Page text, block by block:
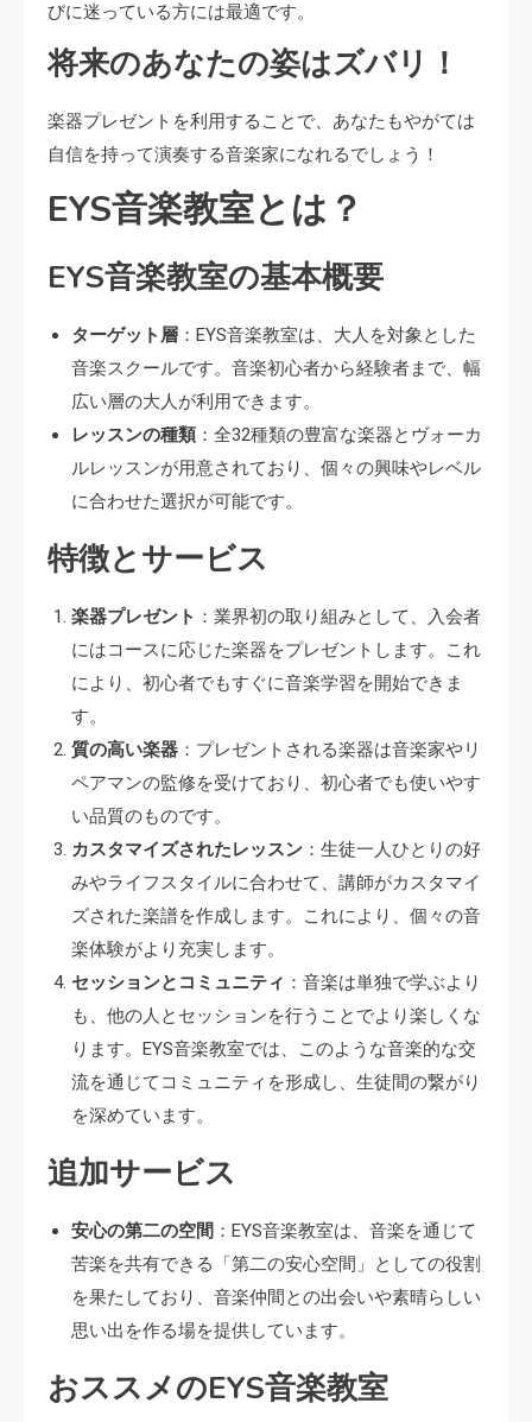
びに迷っている方には最適です。
将来のあなたの姿はズバリ！
楽器プレゼントを利用することで、あなたもやがては
自信を持って演奏する音楽家になれるでしょう！
EYS音楽教室とは？
EYS音楽教室の基本概要
ターゲット層 ：EYS音楽教室は、大人を対象とした
音楽スクールです。音楽初心者から経験者まで、幅
広い層の大人が利用できます。
レッスンの種類 ：全32種類の豊富な楽器とヴォーカ
ルレッスンが用意されており、個々の興味やレベル
に合わせた選択が可能です。
特徴とサービス
楽器プレゼント ：業界初の取り組みとして、入会者
にはコースに応じた楽器をプレゼントします。これ
により、初心者でもすぐに音楽学習を開始できま
す。
質の高い楽器 ：プレゼントされる楽器は音楽家やリ
ペアマンの監修を受けており、初心者でも使いやす
い品質のものです。
カスタマイズされたレッスン ：生徒一人ひとりの好
みやライフスタイルに合わせて、講師がカスタマイ
ズされた楽譜を作成します。これにより、個々の音
楽体験がより充実します。
セッションとコミュニティ ：音楽は単独で学ぶより
も、他の人とセッションを行うことでより楽しくな
ります。EYS音楽教室では、このような音楽的な交
流を通じてコミュニティを形成し、生徒間の繋がり
を深めています。
追加サービス
安心の第二の空間 ：EYS音楽教室は、音楽を通じて
苦楽を共有できる「第二の安心空間」としての役割
を果たしており、音楽仲間との出会いや素晴らしい
思い出を作る場を提供しています。
おススメのEYS音楽教室